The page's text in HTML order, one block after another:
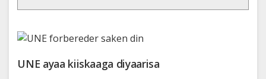
UNE ayaa kiiskaaga diyaarisa